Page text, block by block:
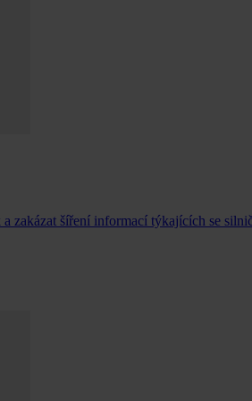
zakázat šíření informací týkajících se